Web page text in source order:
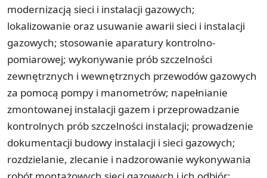
modernizacją sieci i instalacji gazowych;
lokalizowanie oraz usuwanie awarii sieci i instalacji
gazowych; stosowanie aparatury kontrolno-
pomiarowej; wykonywanie prób szczelności
zewnętrznych i wewnętrznych przewodów gazowych
za pomocą pompy i manometrów; napełnianie
zmontowanej instalacji gazem i przeprowadzanie
kontrolnych prób szczelności instalacji; prowadzenie
dokumentacji budowy instalacji i sieci gazowych;
rozdzielanie, zlecanie i nadzorowanie wykonywania